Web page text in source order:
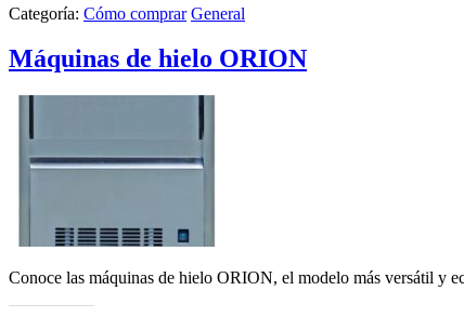
Categoría: Cómo comprar General
Máquinas de hielo ORION
Conoce las máquinas de hielo ORION, el modelo más versátil y